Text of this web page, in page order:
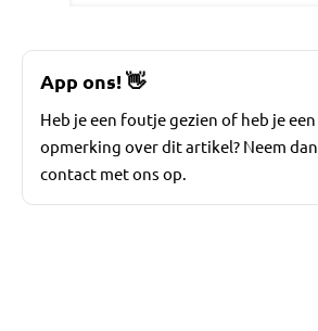
App ons!👋
Heb je een foutje gezien of heb je een
opmerking over dit artikel? Neem dan
contact met ons op.